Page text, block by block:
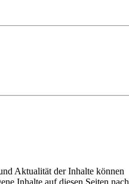
Aktualität der Inhalte können
Inhalte auf diesen Seiten nach